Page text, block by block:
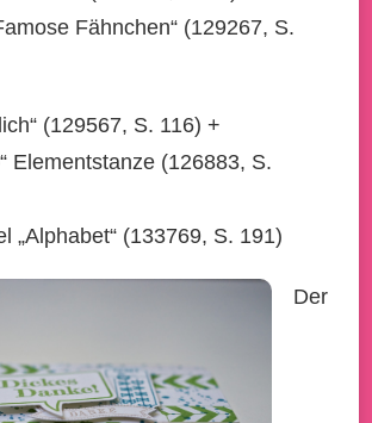
Fähnchen“ (129267, S.
(129567, S. 116) +
Elementstanze (126883, S.
„Alphabet“ (133769, S. 191)
Der